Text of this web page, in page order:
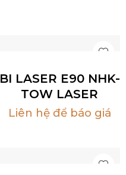
BI LASER E90 NHK-
TOW LASER
Liên hệ để báo giá